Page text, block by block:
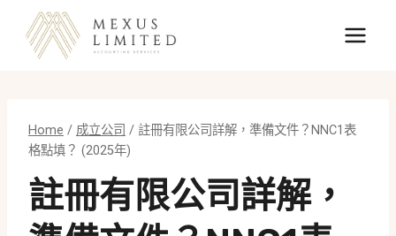
content
Home / 成立公司 / 註冊有限公司詳解，準備文件？NNC1表
格點填？ (2025年)
註冊有限公司詳解，